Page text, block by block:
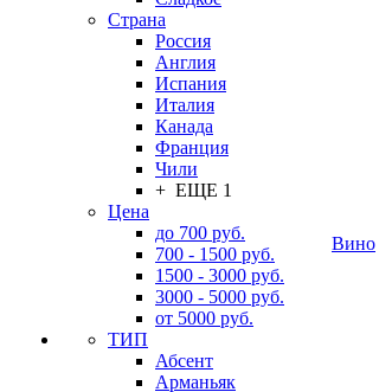
Страна
Россия
Англия
Испания
Италия
Канада
Франция
Чили
+ ЕЩЕ 1
Цена
до 700 руб.
700 - 1500 руб.
1500 - 3000 руб.
3000 - 5000 руб.
от 5000 руб.
ТИП
Абсент
Арманьяк
Вино